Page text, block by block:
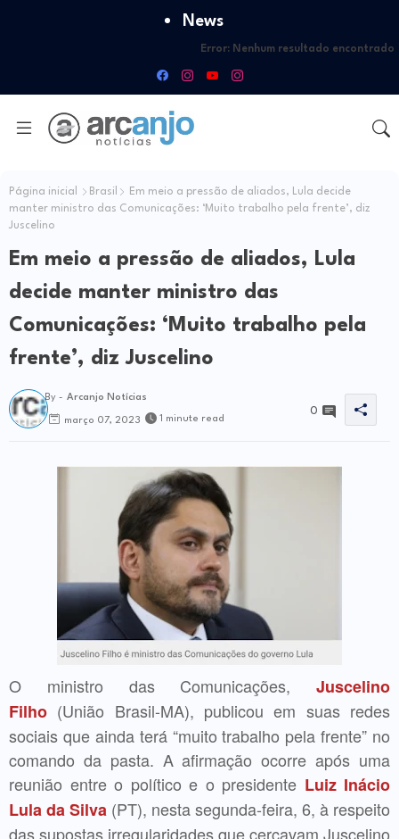
News
Error: Nenhum resultado encontrado
Página inicial Brasil
Em meio a pressão de aliados, Lula decide
manter ministro das Comunicações: ‘Muito trabalho pela frente’, diz
Juscelino
Em meio a pressão de aliados, Lula
decide manter ministro das
Comunicações: ‘Muito trabalho pela
frente’, diz Juscelino
By - Arcanjo Notícias
março 07, 2023 1 minute read
0
O ministro das Comunicações, Juscelino
Filho (União Brasil-MA), publicou em suas redes
sociais que ainda terá “muito trabalho pela frente” no
comando da pasta. A afirmação ocorre após uma
reunião entre o político e o presidente Luiz Inácio
Lula da Silva (PT), nesta segunda-feira, 6, à respeito
das supostas irregularidades que cercavam Juscelino